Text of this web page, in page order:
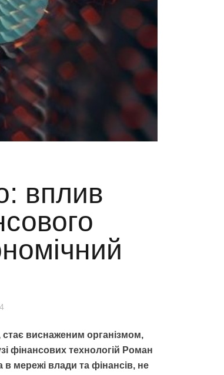
вплив
стає виснаженим організмом,
фінансових технологій Роман
мережі влади та фінансів, не